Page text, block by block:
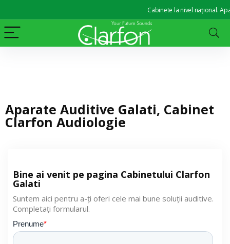
Cabinete la nivel național.
Aparate Auditive Galati, Cabinet
Clarfon Audiologie
Bine ai venit pe pagina Cabinetului Clarfon
Galati
Suntem aici pentru a-ți oferi cele mai bune soluții auditive.
Completați formularul.